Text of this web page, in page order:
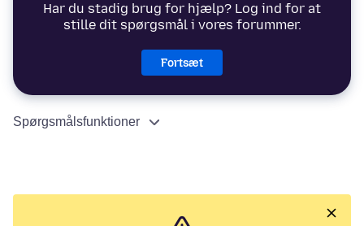
Har du stadig brug for hjælp? Log ind for at
stille dit spørgsmål i vores forummer.
Fortsæt
Spørgsmålsfunktioner